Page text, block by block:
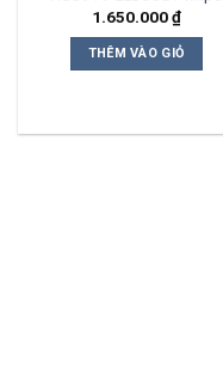
1.650.000₫
THÊM VÀO GIỎ